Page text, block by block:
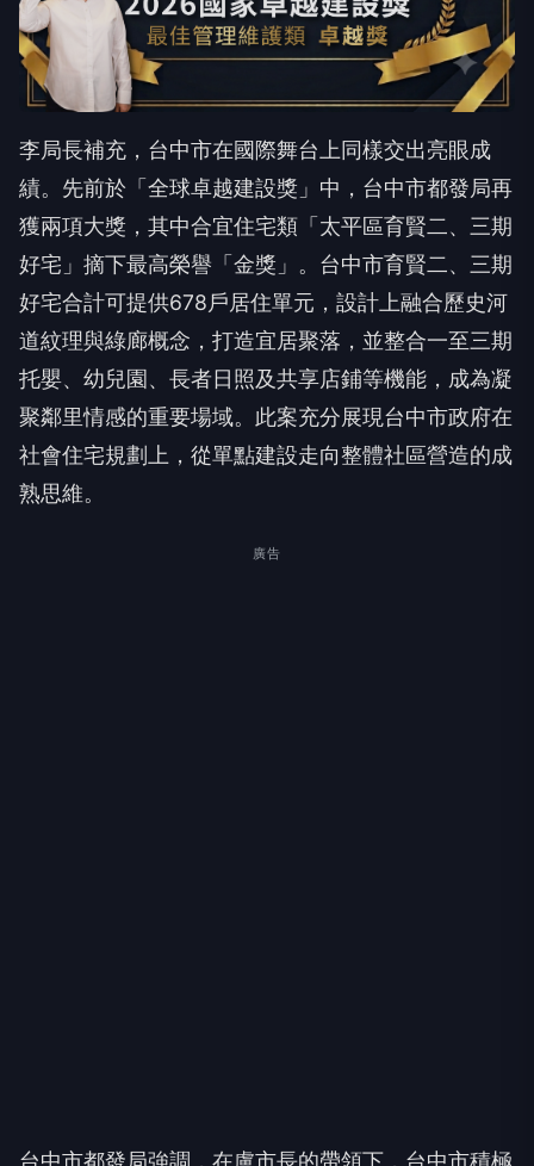
李局長補充，台中市在國際舞台上同樣交出亮眼成
績。先前於「全球卓越建設獎」中，台中市都發局再
獲兩項大獎，其中合宜住宅類「太平區育賢二、三期
好宅」摘下最高榮譽「金獎」。台中市育賢二、三期
好宅合計可提供678戶居住單元，設計上融合歷史河
道紋理與綠廊概念，打造宜居聚落，並整合一至三期
托嬰、幼兒園、長者日照及共享店鋪等機能，成為凝
聚鄰里情感的重要場域。此案充分展現台中市政府在
社會住宅規劃上，從單點建設走向整體社區營造的成
熟思維。
廣告
台中市都發局強調，在盧市長的帶領下，台中市積極